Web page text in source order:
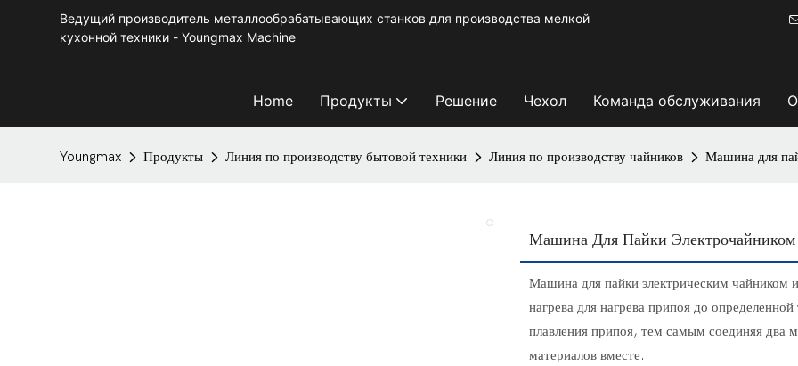
Ведущий производитель металлообрабатывающих станков для производства мелкой
кухонной техники - Youngmax Machine
Home Продукты Решение Чехол Команда обслуживания
Youngmax Продукты Линия по производству бытовой техники Линия по производству чайников Машина для
Машина Для Пайки
Машина для пайки электрическим чайником
нагрева для нагрева припоя до
плавления припоя, тем самым соединяя два
материалов вместе.